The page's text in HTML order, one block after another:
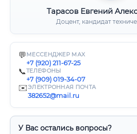
Тарасов Евгений
Доцент, кандидат
💬 МЕССЕНДЖЕР MAX
+7 (920) 211-67-25
📞ТЕЛЕФОНЫ
+7 (909) 019-34-07
✉️ЭЛЕКТРОННАЯ ПОЧТА
382652@mail.ru
У Вас остались вопросы?